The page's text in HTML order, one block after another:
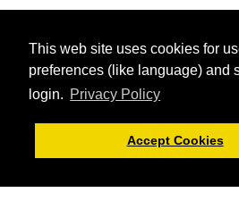
This web site uses cookies for
preferences (like language) and
login. Privacy Policy
Accept Cookies